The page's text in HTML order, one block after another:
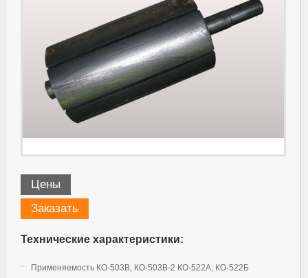
Цены
Заказать
Технические характеристики:
Применяемость КО-503В, КО-503В-2 КО-522А, КО-522Б